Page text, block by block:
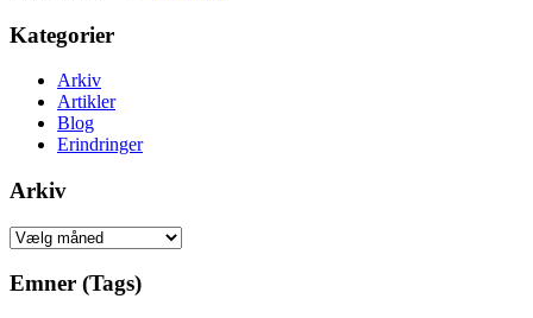
Kategorier
Arkiv
Artikler
Blog
Erindringer
Arkiv
Arkiv
Emner (Tags)